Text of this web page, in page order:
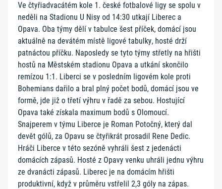
Ve čtyřiadvacátém kole 1. české fotbalové ligy se spolu v
neděli na Stadionu U Nisy od 14:30 utkají Liberec a
Opava. Oba týmy dělí v tabulce šest příček, domácí jsou
aktuálně na devátém místě ligové tabulky, hosté drží
patnáctou příčku. Naposledy se tyto týmy střetly na hřišti
hostů na Městském stadionu Opava a utkání skončilo
remízou 1:1. Liberci se v posledním ligovém kole proti
Bohemians dařilo a bral plný počet bodů, domácí jsou ve
formě, jde již o třetí výhru v řadě za sebou. Hostující
Opava také získala maximum bodů s Olomoucí.
Snajperem v týmu Liberce je Roman Potočný, který dal
devět gólů, za Opavu se čtyřikrát prosadil Rene Dedic.
Hráči Liberce v této sezóně vyhráli šest z jedenácti
domácích zápasů. Hosté z Opavy venku uhráli jednu výhru
ze dvanácti zápasů. Liberec je na domácím hřišti
produktivní, když v průměru vstřelil 2,3 góly na zápas.